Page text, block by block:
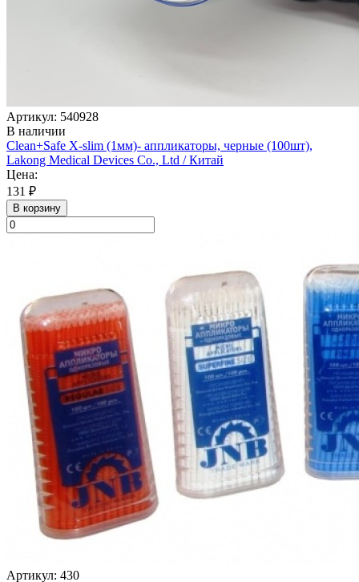
Артикул: 540928
В наличии
Clean+Safe X-slim (1мм)- аппликаторы, черные (100шт),
Lakong Medical Devices Co., Ltd / Китай
Цена:
131 ₽
В корзину
Артикул: 430